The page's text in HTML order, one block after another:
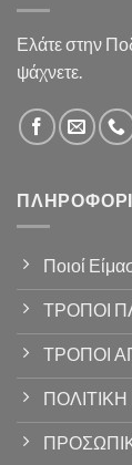
Ελάτε στην
ψάχνετε.
Ποιοί
ΤΡΟΠΟΙ
ΤΡΟΠΟΙ